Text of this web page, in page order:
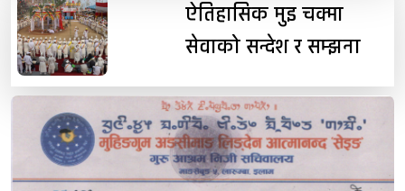
ऐतिहासिक मुइ चक्मा
सेवाको सन्देश र सम्झना